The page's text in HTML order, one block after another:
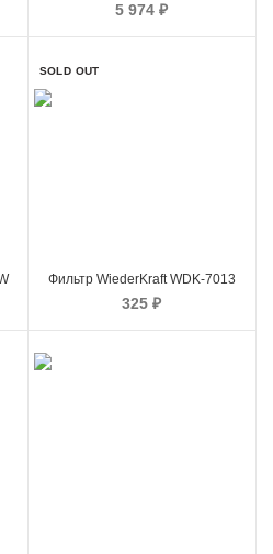
5 974₽
SOLD OUT
Фильтр WiederKraft WDK-7013
325₽